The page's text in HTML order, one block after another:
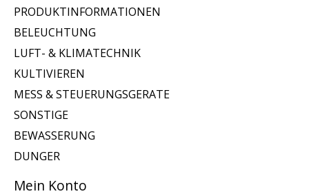
PRODUKTINFORMATIONEN
BELEUCHTUNG
LUFT- & KLIMATECHNIK
KULTIVIEREN
MESS & STEUERUNGSGERATE
SONSTIGE
BEWASSERUNG
DUNGER
Mein Konto